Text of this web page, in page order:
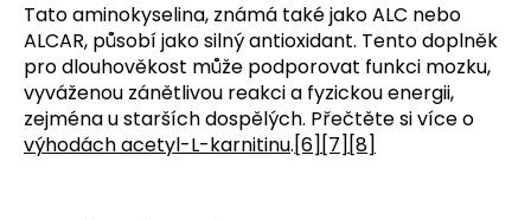
Tato aminokyselina, známá také jako ALC nebo
ALCAR, působí jako silný antioxidant. Tento doplněk
pro dlouhověkost může podporovat funkci mozku,
vyváženou zánětlivou reakci a fyzickou energii,
zejména u starších dospělých. Přečtěte si více o
výhodách acetyl-L-karnitinu.[6] [7] [8]